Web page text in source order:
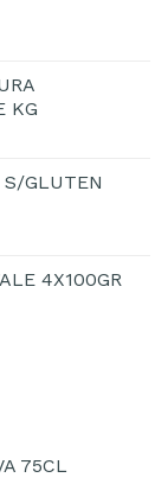
KG
S/GLUTEN
4X100GR
75CL